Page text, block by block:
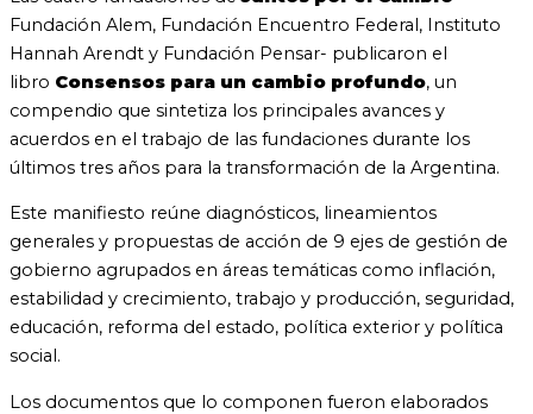
Fundación Alem, Fundación Encuentro Federal, Instituto
Hannah Arendt y Fundación Pensar- publicaron el
libro Consensos para un cambio profundo, un
compendio que sintetiza los principales avances y
acuerdos en el trabajo de las fundaciones durante los
últimos tres años para la transformación de la Argentina.
Este manifiesto reúne diagnósticos, lineamientos
generales y propuestas de acción de 9 ejes de gestión de
gobierno agrupados en áreas temáticas como inflación,
estabilidad y crecimiento, trabajo y producción, seguridad,
educación, reforma del estado, política exterior y política
social.
Los documentos que lo componen fueron elaborados